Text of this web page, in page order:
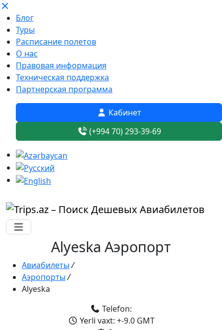
Блог
Туры
Расписание полетов
О нас
Правовая информация
Техническая поддержка
Партнерская программа
Кабинет
(+994 70) 293-39-69
Alyeska Аэропорт
Авиабилеты /
Аэропорты /
Alyeska
Telefon:
Yerli vaxt: +-9.0 GMT